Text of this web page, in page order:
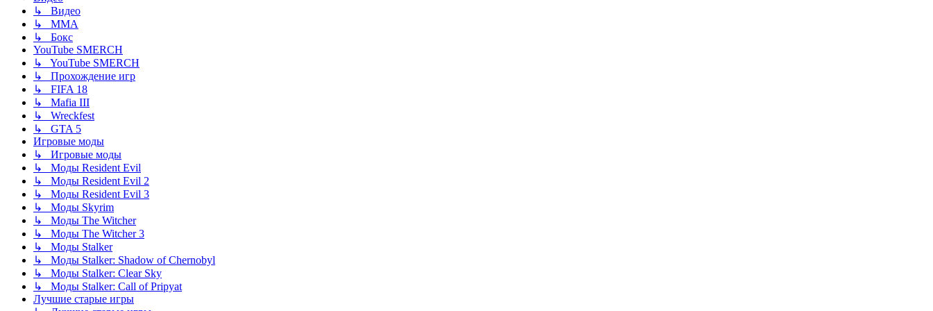
↳ Видео
↳ ММА
↳ Бокс
YouTube SMERCH
↳ YouTube SMERCH
↳ Прохождение игр
↳ FIFA 18
↳ Mafia III
↳ Wreckfest
↳ GTA 5
Игровые моды
↳ Игровые моды
↳ Моды Resident Evil
↳ Моды Resident Evil 2
↳ Моды Resident Evil 3
↳ Моды Skyrim
↳ Моды The Witcher
↳ Моды The Witcher 3
↳ Моды Stalker
↳ Моды Stalker: Shadow of Chernobyl
↳ Моды Stalker: Clear Sky
↳ Моды Stalker: Call of Pripyat
Лучшие старые игры